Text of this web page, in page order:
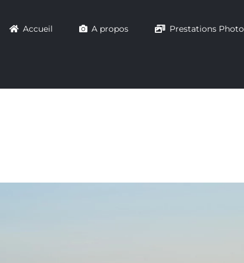
Accueil A propos Prestations Photo